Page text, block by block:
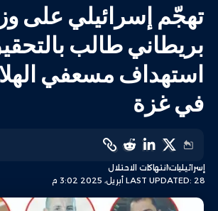
تهجّم إسرائيلي على
بريطاني طالب
استهداف مسعفي
في غزة
LAST UPDATED: 28 أبريل، 2025 3:02 م
إسرائيلياتانتهاكات الاحتلال